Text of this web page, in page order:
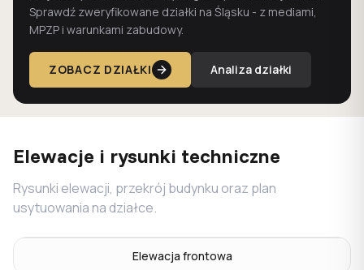
Sprawdź zweryfikowane działki na Śląsku - z mediami,
MPZP i warunkami zabudowy.
ZOBACZ DZIAŁKI Analiza działki
Elewacje i rysunki techniczne
Rysunki elewacji, przekrój budynku oraz plan
usytuowania na działce.
Elewacja frontowa